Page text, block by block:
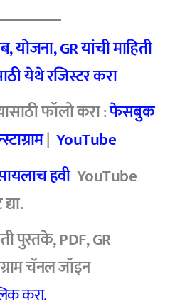
योजना, GR यांची माहिती
येथे रजिस्टर करा
फॉलो करा :फेसबुक
| YouTube
हवीYouTube
पुस्तके, PDF, GR
चॅनल जॉइन
करा.